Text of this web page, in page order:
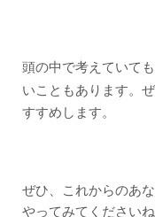
頭の中で考えていて
いこともあります。
すすめします。
ぜひ、これからのあ
やってみてくださいね